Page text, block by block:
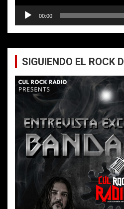
00:00
SIGUIENDO EL ROCK